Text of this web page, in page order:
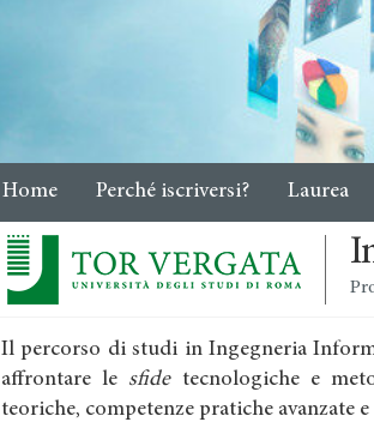
Home Perché iscriversi? Laurea
Il percorso di studi in Ingegneria
affrontare le sfidetecnologiche e
teoriche, competenze pratiche avanzate